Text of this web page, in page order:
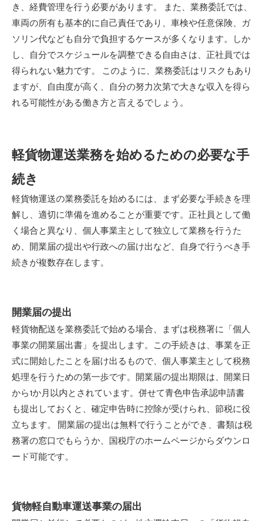
き、経費管理を行う必要があります。 また、業務委託では、
車両の所有も基本的に自己責任であり、車検や任意保険、ガ
ソリン代なども自分で負担するケースが多くなります。しか
し、自分でスケジュールを調整できる自由さは、正社員では
得られない魅力です。 このように、業務委託はリスクもあり
ますが、自由度が高く、自分の努力次第で大きな収入を得ら
れる可能性がある働き方と言えるでしょう。
軽貨物運送業務を始めるための必要な手
続き
軽貨物運送の業務委託を始めるには、まず必要な手続きを理
解し、適切に準備を進めることが重要です。正社員として働
く場合と異なり、個人事業主として独立して業務を行うた
め、開業届の提出や行政への届け出など、自身で行うべき手
続きが複数存在します。
開業届の提出
軽貨物配送を業務委託で始める場合、まずは税務署に「個人
事業の開業届出書」を提出します。この手続きは、事業を正
式に開始したことを届け出るもので、個人事業主として税務
処理を行うための第一歩です。開業届の提出期限は、開業日
から1か月以内とされています。併せて青色申告承認申請書
も提出しておくと、確定申告時に控除が受けられ、節税に役
立ちます。 開業届の提出は無料で行うことができ、書類は税
務署の窓口でもらうか、国税庁のホームページからダウンロ
ード可能です。
貨物軽自動車運送事業の届出